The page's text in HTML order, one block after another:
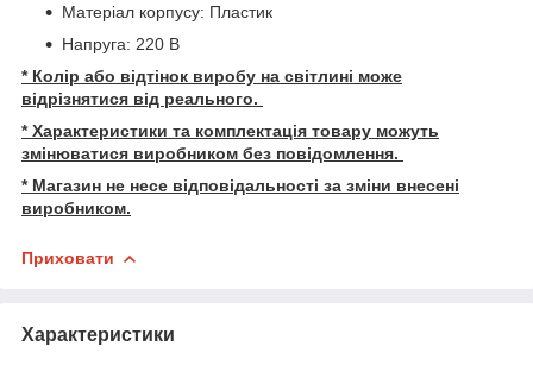
Матеріал корпусу: Пластик
Напруга: 220 В
* Колір або відтінок виробу на світлині може
відрізнятися від реального.
* Характеристики та комплектація товару можуть
змінюватися виробником без повідомлення.
* Магазин не несе відповідальності за зміни внесені
виробником.
Приховати
Характеристики